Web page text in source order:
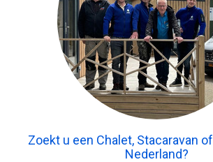
Zoekt u een Chalet, Stacaravan
Nederland?